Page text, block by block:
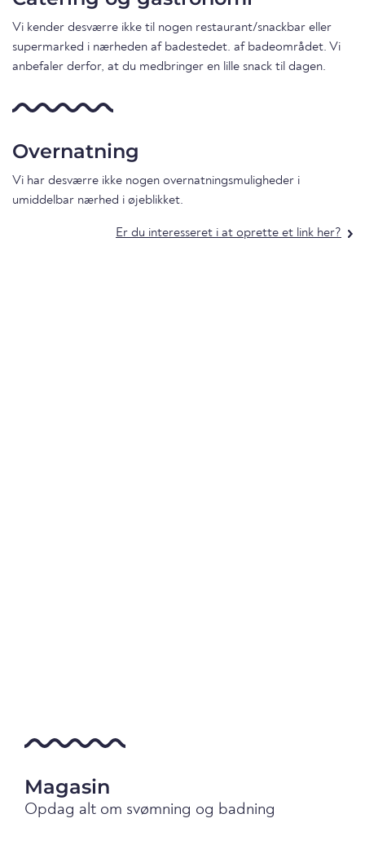
Vi kender desværre ikke til nogen restaurant/snackbar eller
supermarked i nærheden af badestedet. af badeområdet. Vi
anbefaler derfor, at du medbringer en lille snack til dagen.
Overnatning
Vi har desværre ikke nogen overnatningsmuligheder i
umiddelbar nærhed i øjeblikket.
Er du interesseret i at oprette et link her?
Magasin
Opdag alt om svømning og badning